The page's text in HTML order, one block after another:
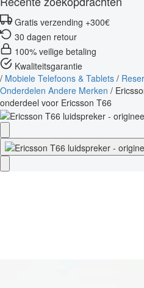
Gratis verzending +300€
30 dagen retour
100% veilige betaling
Kwaliteitsgarantie
/ Mobiele Telefoons & Tablets /
Onderdelen Andere Merken /
onderdeel voor Ericsson T66